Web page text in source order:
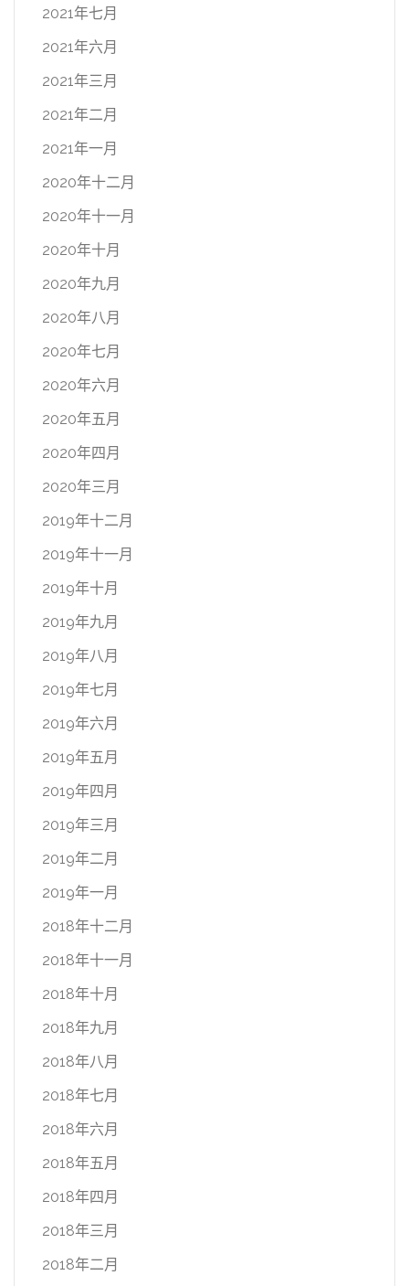
2021年七月
2021年六月
2021年三月
2021年二月
2021年一月
2020年十二月
2020年十一月
2020年十月
2020年九月
2020年八月
2020年七月
2020年六月
2020年五月
2020年四月
2020年三月
2019年十二月
2019年十一月
2019年十月
2019年九月
2019年八月
2019年七月
2019年六月
2019年五月
2019年四月
2019年三月
2019年二月
2019年一月
2018年十二月
2018年十一月
2018年十月
2018年九月
2018年八月
2018年七月
2018年六月
2018年五月
2018年四月
2018年三月
2018年二月